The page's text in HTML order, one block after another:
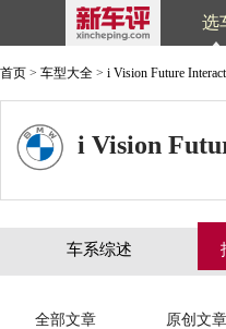
选
首页 > 车型大全 > i Vision Future
i Vision
车系综述
全部文章 原创文章